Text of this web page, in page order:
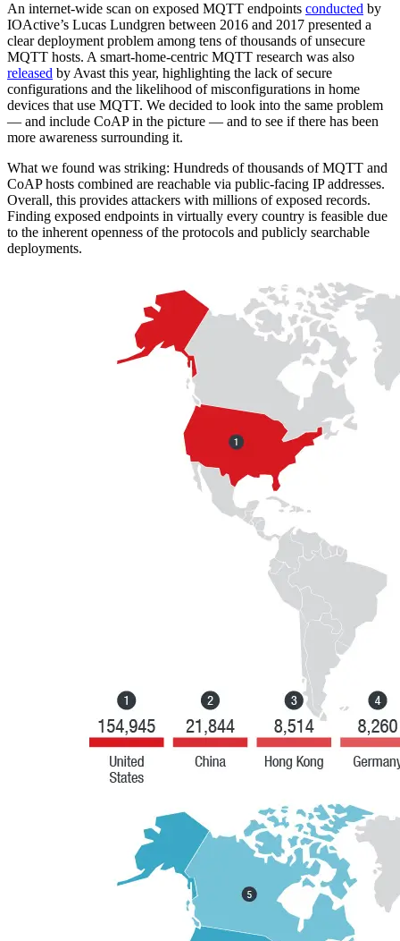
An internet-wide scan on exposed MQTT endpoints conducted by
IOActive’s Lucas Lundgren between 2016 and 2017 presented a
clear deployment problem among tens of thousands of unsecure
MQTT hosts. A smart-home-centric MQTT research was also
released by Avast this year, highlighting the lack of secure
configurations and the likelihood of misconfigurations in home
devices that use MQTT. We decided to look into the same problem
— and include CoAP in the picture — and to see if there has been
more awareness surrounding it.
What we found was striking: Hundreds of thousands of MQTT and
CoAP hosts combined are reachable via public-facing IP addresses.
Overall, this provides attackers with millions of exposed records.
Finding exposed endpoints in virtually every country is feasible due
to the inherent openness of the protocols and publicly searchable
deployments.